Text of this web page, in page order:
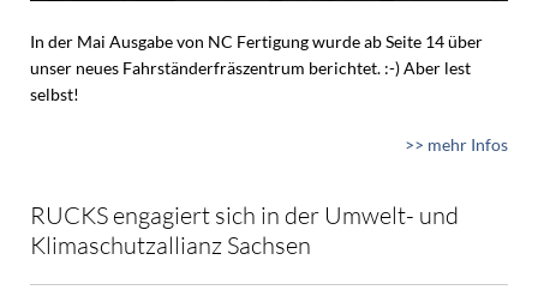
In der Mai Ausgabe von NC Fertigung wurde ab Seite 14 über
unser neues Fahrständerfräszentrum berichtet. :-) Aber lest
selbst!
>> mehr Infos
RUCKS engagiert sich in der Umwelt- und
Klimaschutzallianz Sachsen